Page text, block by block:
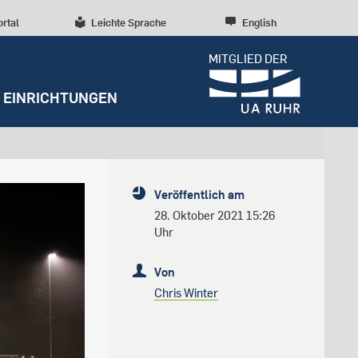
Leichte Sprache English
MITGLIED DER
Studentenleben
Beratung und Anlaufstellen
Forschungskultur
Forschungsstrukturen
Early Career Researchers
Entrepreneurship
Wissenschaftliche Beratung
Redaktion
Diversität, Inklusion,
Talententwicklung
Campusentwicklung
Spenden und Stiften
EINRICHTUNGEN
Weitere Einrichtungen
Veröffentlich am
28. Oktober 2021 15:26
Uhr
Von
Chris Winter